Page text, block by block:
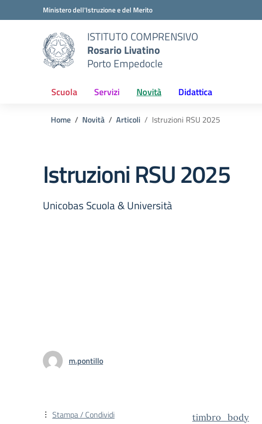
Vai ai contenuti
Vai al menu di navigazioneMinistero dell'Istruzione e del Merito
ISTITUTO COMPRENSIVO
Rosario Livatino
Porto Empedocle
Scuola Servizi Novità Didattica
Home Novità Articoli Istruzioni RSU 2025
Istruzioni RSU 2025
Unicobas Scuola & Università
m.pontillo
timbro_body
Stampa / Condividi